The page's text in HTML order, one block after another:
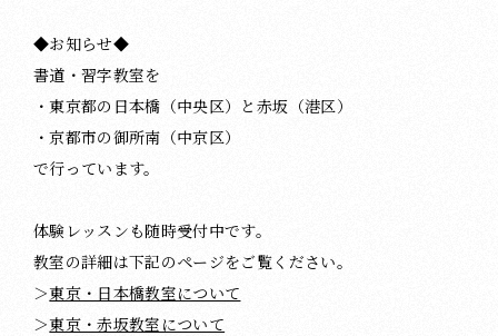
◆お知らせ◆
書道・習字教室を
・東京都の日本橋（中央区）と赤坂（港区）
・京都市の御所南（中京区）
で行っています。
体験レッスンも随時受付中です。
教室の詳細は下記のページをご覧ください。
＞東京・日本橋教室について
＞東京・赤坂教室について